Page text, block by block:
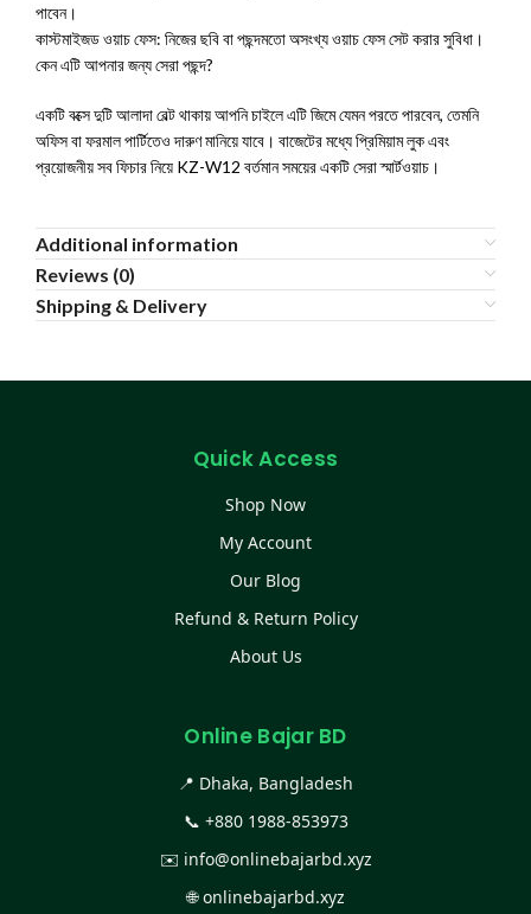
পাবেন।
কাস্টমাইজড ওয়াচ ফেস: নিজের ছবি বা পছন্দমতো অসংখ্য ওয়াচ ফেস সেট করার সুবিধা।
কেন এটি আপনার জন্য সেরা পছন্দ?
একটি বক্সে দুটি আলাদা বেল্ট থাকায় আপনি চাইলে এটি জিমে যেমন পরতে পারবেন, তেমনি
অফিস বা ফরমাল পার্টিতেও দারুণ মানিয়ে যাবে। বাজেটের মধ্যে প্রিমিয়াম লুক এবং
প্রয়োজনীয় সব ফিচার নিয়ে KZ-W12 বর্তমান সময়ের একটি সেরা স্মার্টওয়াচ।
Additional information
Reviews (0)
Shipping & Delivery
Quick Access
Shop Now
My Account
Our Blog
Refund & Return Policy
About Us
Online Bajar BD
📍 Dhaka, Bangladesh
📞 +880 1988-853973
✉️ info@onlinebajarbd.xyz
🌐onlinebajarbd.xyz